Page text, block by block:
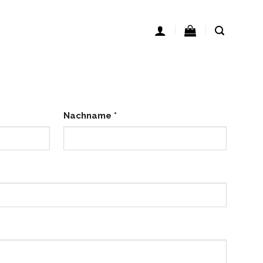
Nachname*